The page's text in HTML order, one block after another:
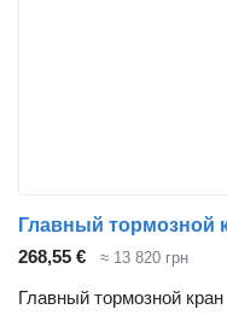
268,55 € ≈ 13 820 грн
Главный тормозной кран